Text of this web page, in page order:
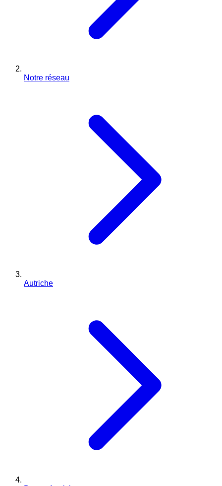
Notre réseau
Autriche